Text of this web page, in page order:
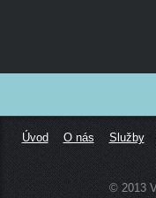
Úvod O nás Služby
© 2013